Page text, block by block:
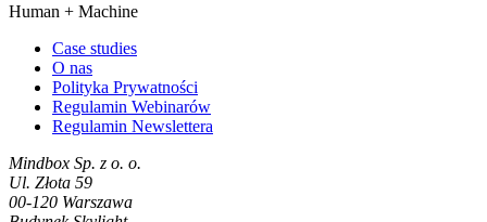
Human + Machine
Case studies
O nas
Polityka Prywatności
Regulamin Webinarów
Regulamin Newslettera
Mindbox Sp. z o. o.
Ul. Złota 59
00-120 Warszawa